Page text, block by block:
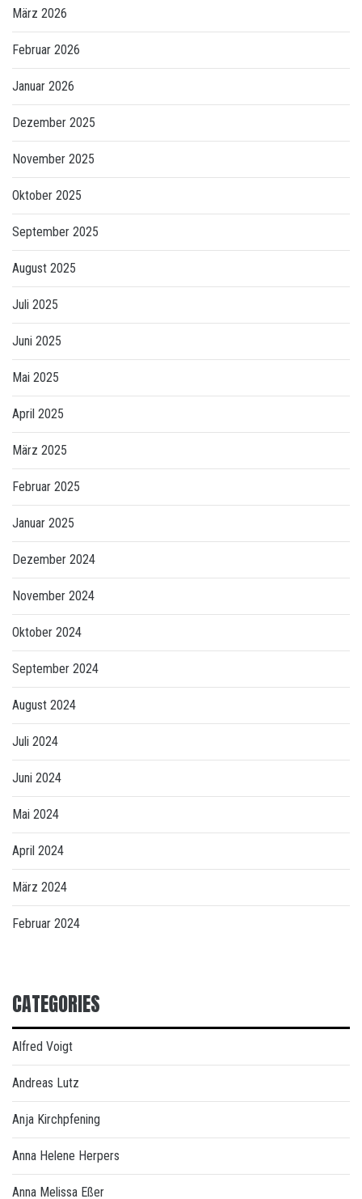
März 2026
Februar 2026
Januar 2026
Dezember 2025
November 2025
Oktober 2025
September 2025
August 2025
Juli 2025
Juni 2025
Mai 2025
April 2025
März 2025
Februar 2025
Januar 2025
Dezember 2024
November 2024
Oktober 2024
September 2024
August 2024
Juli 2024
Juni 2024
Mai 2024
April 2024
März 2024
Februar 2024
CATEGORIES
Alfred Voigt
Andreas Lutz
Anja Kirchpfening
Anna Helene Herpers
Anna Melissa Eßer